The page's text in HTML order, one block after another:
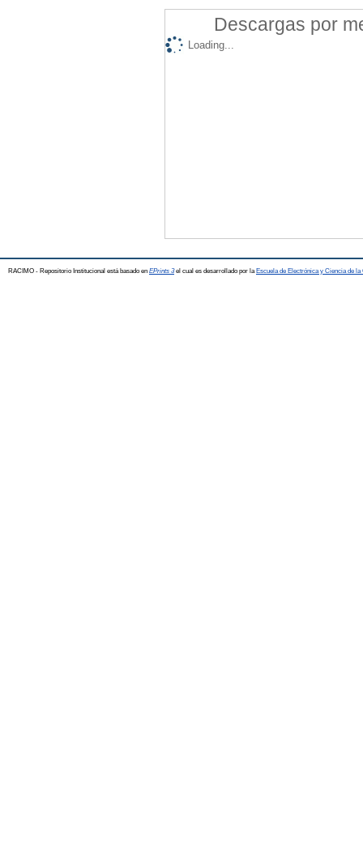
Descargas por
Loading...
RACIMO - Repositorio Institucional está basado en EPrints 3el cual es desarrollado por la Escuela de Electrónica y Ciencia de la